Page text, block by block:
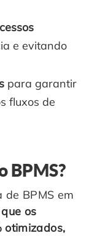
e evitando
para garantir
fluxos de
BPMS?
de BPMS em
os
otimizados,